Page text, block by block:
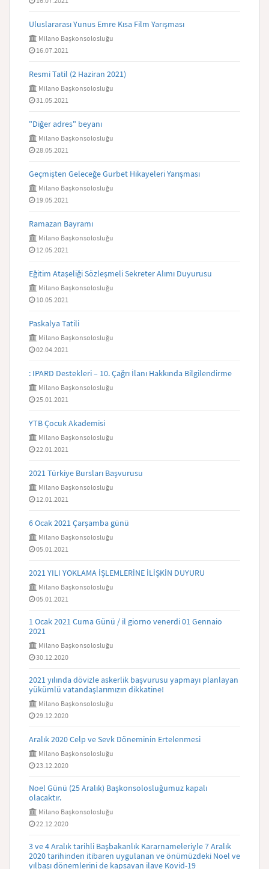
Uluslararası Yunus Emre Kısa Film Yarışması
Milano Başkonsolosluğu
16.07.2021
Resmi Tatil (2 Haziran 2021)
Milano Başkonsolosluğu
31.05.2021
"Diğer adres" beyanı
Milano Başkonsolosluğu
28.05.2021
Geçmişten Geleceğe Gurbet Hikayeleri Yarışması
Milano Başkonsolosluğu
19.05.2021
Ramazan Bayramı
Milano Başkonsolosluğu
12.05.2021
Eğitim Ataşeliği Sözleşmeli Sekreter Alımı Duyurusu
Milano Başkonsolosluğu
10.05.2021
Paskalya Tatili
Milano Başkonsolosluğu
02.04.2021
: IPARD Destekleri – 10. Çağrı İlanı Hakkında Bilgilendirme
Milano Başkonsolosluğu
25.01.2021
YTB Çocuk Akademisi
Milano Başkonsolosluğu
22.01.2021
2021 Türkiye Bursları Başvurusu
Milano Başkonsolosluğu
12.01.2021
6 Ocak 2021 Çarşamba günü
Milano Başkonsolosluğu
05.01.2021
2021 YILI YOKLAMA İŞLEMLERİNE İLİŞKİN DUYURU
Milano Başkonsolosluğu
05.01.2021
1 Ocak 2021 Cuma Günü / il giorno venerdi 01 Gennaio
2021
Milano Başkonsolosluğu
30.12.2020
2021 yılında dövizle askerlik başvurusu yapmayı planlayan
yükümlü vatandaşlarımızın dikkatine!
Milano Başkonsolosluğu
29.12.2020
Aralık 2020 Celp ve Sevk Döneminin Ertelenmesi
Milano Başkonsolosluğu
23.12.2020
Noel Günü (25 Aralık) Başkonsolosluğumuz kapalı
olacaktır.
Milano Başkonsolosluğu
22.12.2020
3 ve 4 Aralık tarihli Başbakanlık Kararnameleriyle 7 Aralık
2020 tarihinden itibaren uygulanan ve önümüzdeki Noel ve
yılbaşı dönemlerini de kapsayan ilave Kovid-19